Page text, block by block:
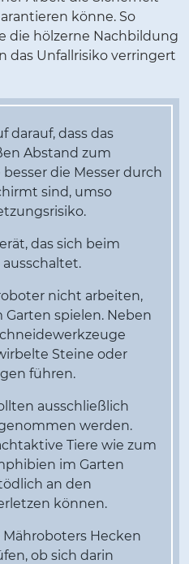
könne. So
die hölzerne Nachbildung
das Unfallrisiko verringert
darauf, dass das
Abstand zum
die Messer durch
sind, umso
das sich beim
nicht arbeiten,
spielen. Neben
Steine oder
führen.
ausschließlich
werden.
Tiere wie zum
im Garten
an den
können.
Mähroboters Hecken
ob sich darin